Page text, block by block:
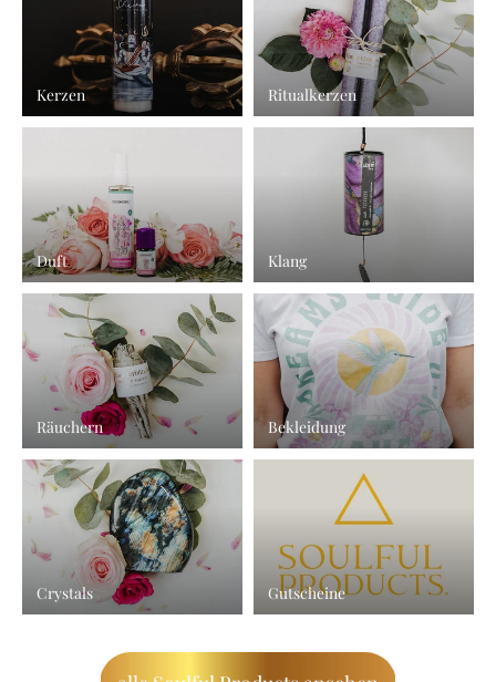
Kerzen Ritualkerzen
Duft Klang
Räuchern Bekleidung
Crystals Gutscheine